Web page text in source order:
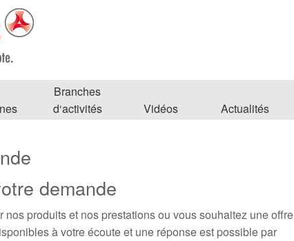
Branches
d‘activités
Vidéos Actualités
demande
nos produits et nos prestations ou vous souhaitez une offre
à votre écoute et une réponse est possible par